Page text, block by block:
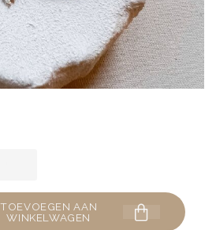
TOEVOEGEN AAN
WINKELWAGEN